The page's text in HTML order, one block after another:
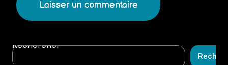
Rechercher